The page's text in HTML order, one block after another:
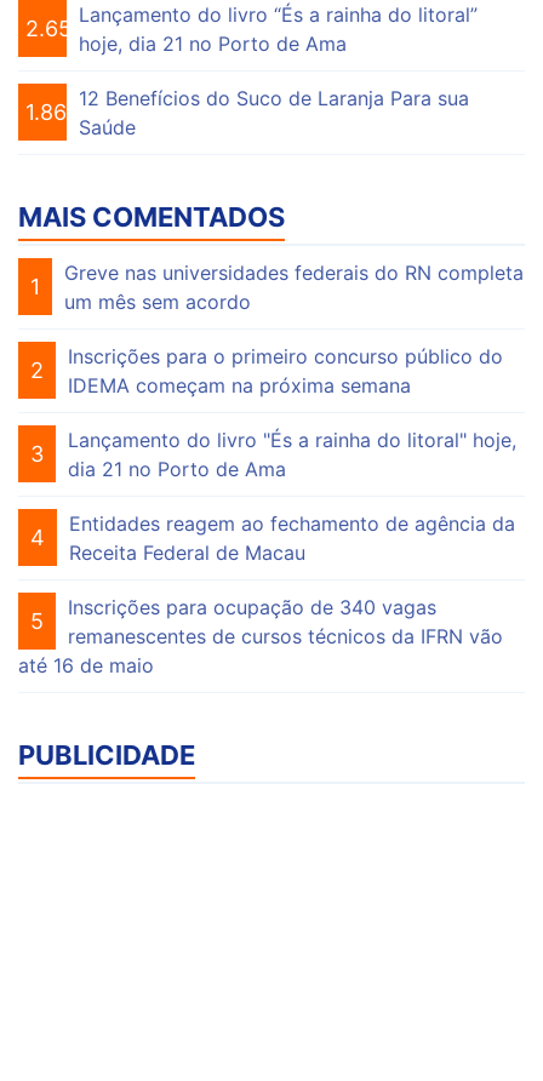
2.650
Lançamento do livro “És a rainha do litoral”
hoje, dia 21 no Porto de Ama
1.864
12 Benefícios do Suco de Laranja Para sua
Saúde
MAIS COMENTADOS
1
Greve nas universidades federais do RN completa
um mês sem acordo
2
Inscrições para o primeiro concurso público do
IDEMA começam na próxima semana
3
Lançamento do livro "És a rainha do litoral" hoje,
dia 21 no Porto de Ama
4
Entidades reagem ao fechamento de agência da
Receita Federal de Macau
5
Inscrições para ocupação de 340 vagas
remanescentes de cursos técnicos da IFRN vão
até 16 de maio
PUBLICIDADE